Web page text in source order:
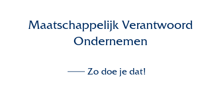
Maatschappelijk Verantwoord
Ondernemen
Zo doe je dat!